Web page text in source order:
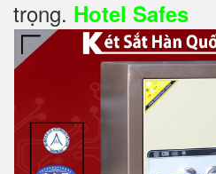
trọng. Hotel Safes